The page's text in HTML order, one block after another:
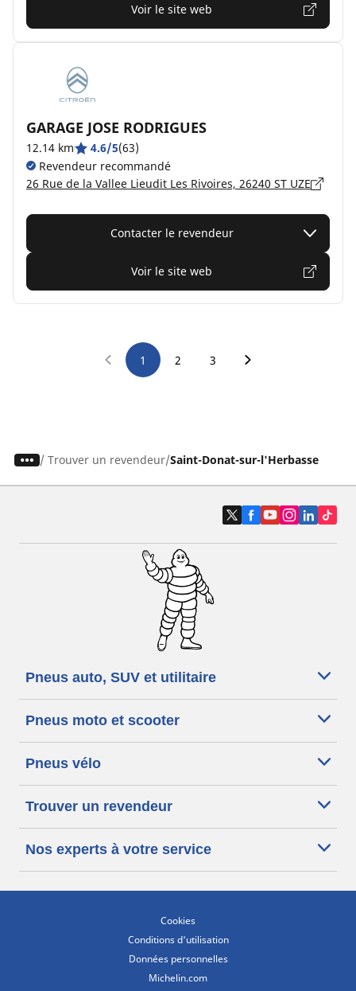
Voir le site web
GARAGE JOSE RODRIGUES
12.14 km 4.6/5(63)
Revendeur recommandé
26 Rue de la Vallee Lieudit Les Rivoires, 26240 ST UZE
Contacter le revendeur
Voir le site web
1 2 3
/ Trouver un revendeur Saint-Donat-sur-l'Herbasse
Pneus auto, SUV et utilitaire
Pneus moto et scooter
Pneus vélo
Trouver un revendeur
Nos experts à votre service
Cookies
Conditions d'utilisation
Données personnelles
Michelin.com